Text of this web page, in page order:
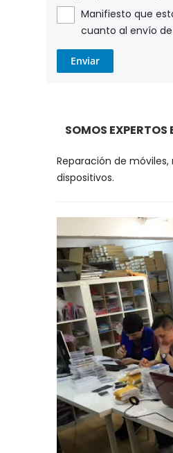
Manifiesto que
cuanto al envío
Enviar
SOMOS
Reparación de
dispositivos.